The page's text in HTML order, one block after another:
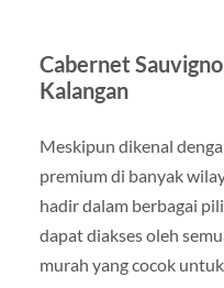
Cabernet
Kalangan
Meskipun dikenal
premium di banyak
hadir dalam berbagai
dapat diakses oleh
murah yang cocok